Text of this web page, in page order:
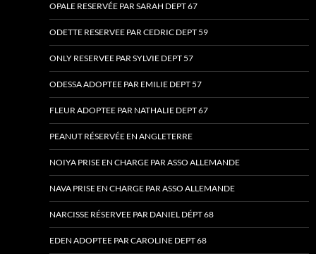
OPALE RESERVÉE PAR SARAH DEPT 67
ODETTE RESERVEE PAR CEDRIC DEPT 59
ONLY RESERVEE PAR SYLVIE DEPT 57
ODESSA ADOPTEE PAR EMILIE DEPT 57
FLEUR ADOPTEE PAR NATHALIE DEPT 67
PEANUT RÉSERVÉE EN ANGLETERRE
NOIYA PRISE EN CHARGE PAR ASSO ALLEMANDE
NAVA PRISE EN CHARGE PAR ASSO ALLEMANDE
NARCISSE RÉSERVEE PAR DANIEL DÉPT 68
EDEN ADOPTEE PAR CAROLINE DEPT 68